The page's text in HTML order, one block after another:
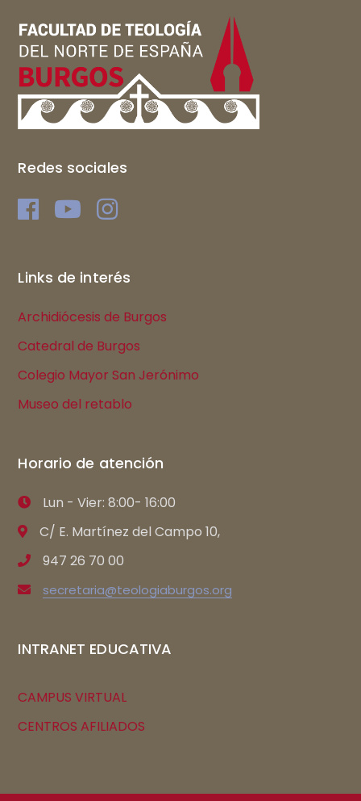
Redes sociales
Links de interés
Archidiócesis de Burgos
Catedral de Burgos
Colegio Mayor San Jerónimo
Museo del retablo
Horario de atención
Lun - Vier: 8:00- 16:00
C/ E. Martínez del Campo 10,
947 26 70 00
secretaria@teologiaburgos.org
INTRANET EDUCATIVA
CAMPUS VIRTUAL
CENTROS AFILIADOS